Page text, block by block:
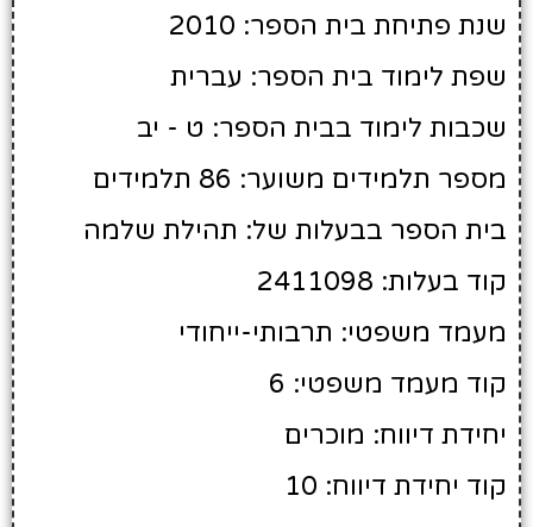
שנת פתיחת בית הספר: 2010
שפת לימוד בית הספר: עברית
שכבות לימוד בבית הספר: ט - יב
מספר תלמידים משוער: 86 תלמידים
בית הספר בבעלות של: תהילת שלמה
קוד בעלות: 2411098
מעמד משפטי: תרבותי-ייחודי
קוד מעמד משפטי: 6
יחידת דיווח: מוכרים
קוד יחידת דיווח: 10